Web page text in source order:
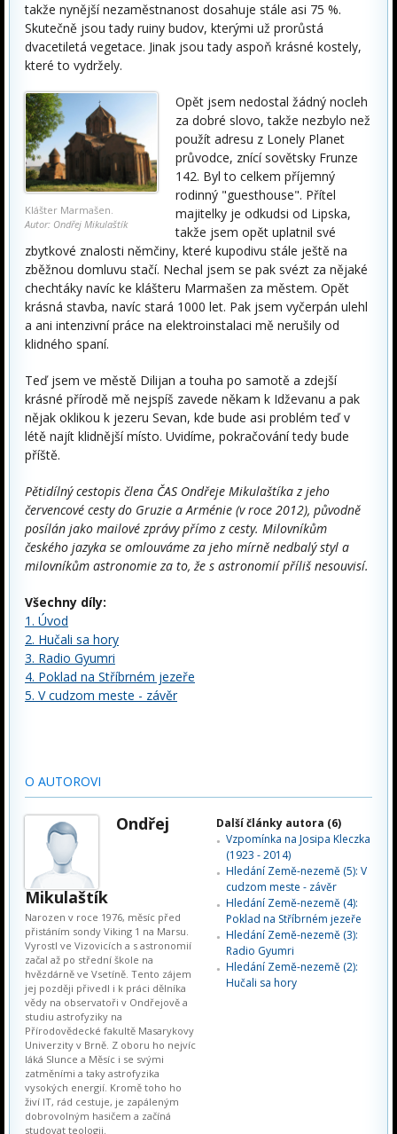
takže nynější nezaměstnanost dosahuje stále asi 75 %.
Skutečně jsou tady ruiny budov, kterými už prorůstá
dvacetiletá vegetace. Jinak jsou tady aspoň krásné kostely,
které to vydržely.
Klášter Marmašen.
Autor: Ondřej Mikulaštík
Opět jsem nedostal žádný nocleh
za dobré slovo, takže nezbylo než
použít adresu z Lonely Planet
průvodce, znící sovětsky Frunze
142. Byl to celkem příjemný
rodinný "guesthouse". Přítel
majitelky je odkudsi od Lipska,
takže jsem opět uplatnil své
zbytkové znalosti němčiny, které kupodivu stále ještě na
zběžnou domluvu stačí. Nechal jsem se pak svézt za nějaké
chechtáky navíc ke klášteru Marmašen za městem. Opět
krásná stavba, navíc stará 1000 let. Pak jsem vyčerpán ulehl
a ani intenzivní práce na elektroinstalaci mě nerušily od
klidného spaní.
Teď jsem ve městě Dilijan a touha po samotě a zdejší
krásné přírodě mě nejspíš zavede někam k Idževanu a pak
nějak oklikou k jezeru Sevan, kde bude asi problém teď v
létě najít klidnější místo. Uvidíme, pokračování tedy bude
příště.
Pětidílný cestopis člena ČAS Ondřeje Mikulaštíka z jeho
červencové cesty do Gruzie a Arménie (v roce 2012), původně
posílán jako mailové zprávy přímo z cesty. Milovníkům
českého jazyka se omlouváme za jeho mírně nedbalý styl a
milovníkům astronomie za to, že s astronomií příliš nesouvisí.
Všechny díly:
1. Úvod
2. Hučali sa hory
3. Radio Gyumri
4. Poklad na Stříbrném jezeře
5. V cudzom meste - závěr
O AUTOROVI
Ondřej
Mikulaštík
Narozen v roce 1976, měsíc před
přistáním sondy Viking 1 na Marsu.
Vyrostl ve Vizovicích a s astronomií
začal až po střední škole na
hvězdárně ve Vsetíně. Tento zájem
jej později přivedl i k práci dělníka
vědy na observatoři v Ondřejově a
studiu astrofyziky na
Přírodovědecké fakultě Masarykovy
Univerzity v Brně. Z oboru ho nejvíc
láká Slunce a Měsíc i se svými
zatměními a taky astrofyzika
vysokých energií. Kromě toho ho
živí IT, rád cestuje, je zapáleným
dobrovolným hasičem a začíná
studovat teologii.
Další články autora (6)
Vzpomínka na Josipa Kleczka
(1923 - 2014)
Hledání Země-nezemě (5): V
cudzom meste - závěr
Hledání Země-nezemě (4):
Poklad na Stříbrném jezeře
Hledání Země-nezemě (3):
Radio Gyumri
Hledání Země-nezemě (2):
Hučali sa hory